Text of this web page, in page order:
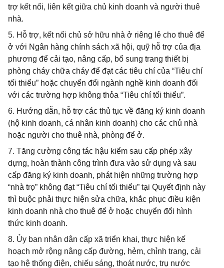
trợ kết nối, liên kết giữa chủ kinh doanh và người thuê
nhà.
5. Hỗ trợ, kết nối chủ sở hữu nhà ở riêng lẻ cho thuê để
ở với Ngân hàng chính sách xã hội, quỹ hỗ trợ của địa
phương để cải tạo, nâng cấp, bổ sung trang thiết bị
phòng cháy chữa cháy để đạt các tiêu chí của “Tiêu chí
tối thiểu” hoặc chuyển đổi ngành nghề kinh doanh đối
với các trường hợp không thỏa “Tiêu chí tối thiểu”.
6. Hướng dẫn, hỗ trợ các thủ tục về đăng ký kinh doanh
(hộ kinh doanh, cá nhân kinh doanh) cho các chủ nhà
hoặc người cho thuê nhà, phòng để ở.
7. Tăng cường công tác hậu kiểm sau cấp phép xây
dựng, hoàn thành công trình đưa vào sử dụng và sau
cấp đăng ký kinh doanh, phát hiện những trường hợp
“nhà trọ” không đạt “Tiêu chí tối thiểu” tại Quyết định này
thì buộc phải thực hiện sửa chữa, khắc phục điều kiện
kinh doanh nhà cho thuê để ở hoặc chuyển đổi hình
thức kinh doanh.
8. Ủy ban nhân dân cấp xã triển khai, thực hiện kế
hoạch mở rộng nâng cấp đường, hẻm, chỉnh trang, cải
tạo hệ thống điện, chiếu sáng, thoát nước, trụ nước